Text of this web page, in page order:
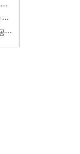
트럼프 “이란과 호르무즈 개방 합의 도달…내일 대화”
트럼프 “이란 공격 취소…중동 국가에 공격 보류 요청 받아”
美, 중동 자국민에 ‘출국 준비’ 권고…이란 공습 임박설에 긴장 고조